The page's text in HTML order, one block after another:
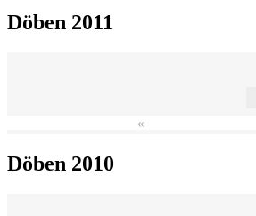
Döben 2011
«
Döben 2010